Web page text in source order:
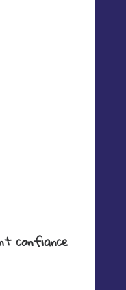
confiance
nos connecteurs,